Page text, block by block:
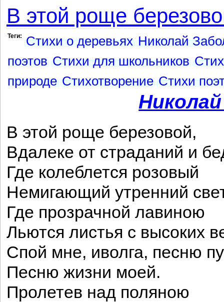
В этой роще
Теги: Стихи о деревьях Николай
поэтов Стихи для школьников
природе Стихотворение Стихи
В этой роще березовой,
Вдалеке от страданий и
Где колеблется розовый
Немигающий утренний
Где прозрачной лавиною
Льются листья с высоких
Спой мне, иволга, песню
Песню жизни моей.
Пролетев над поляною